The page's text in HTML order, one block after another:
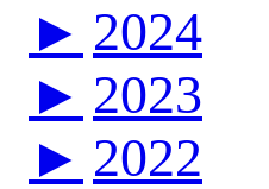
► 2024
► 2023
► 2022